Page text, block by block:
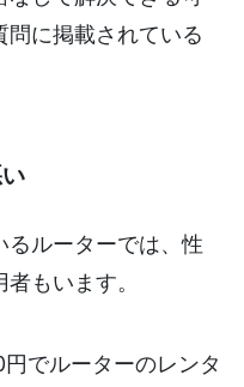
に掲載されている
るルーターでは、性
もいます。
でルーターのレンタ